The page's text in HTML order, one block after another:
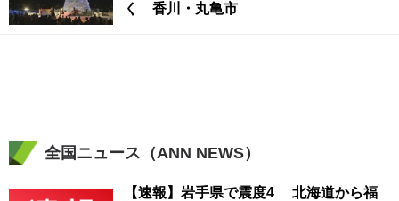
く 香川・丸亀市
全国ニュース（ANN NEWS）
【速報】岩手県で震度4 北海道から福